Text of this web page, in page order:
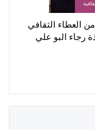
من العطاء الثقافي
رجاء البو علي